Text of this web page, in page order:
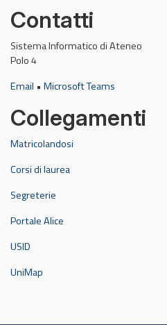
Contatti
Sistema Informatico di Ateneo
Polo 4
Email • Microsoft Teams
Collegamenti
Matricolandosi
Corsi di laurea
Segreterie
Portale Alice
USID
UniMap